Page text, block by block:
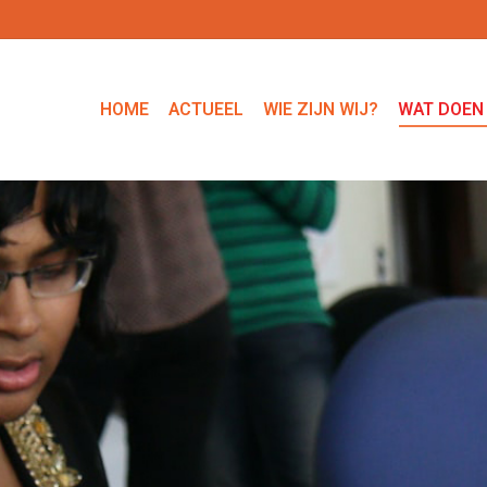
HOME ACTUEEL WIE ZIJN WIJ? WAT